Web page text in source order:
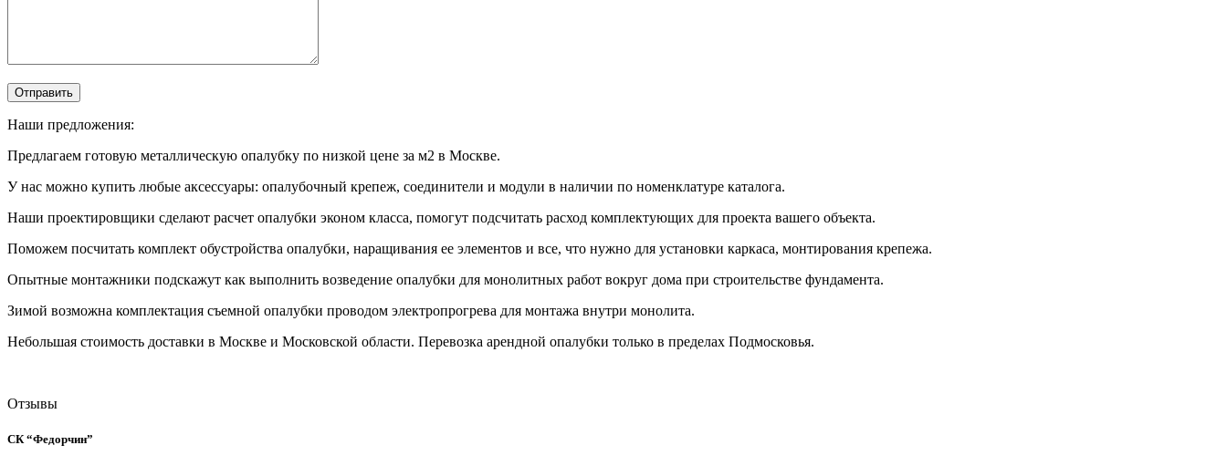
Наши предложения:
Предлагаем готовую металлическую опалубку по низкой цене за м2 в Москве.
У нас можно купить любые аксессуары: опалубочный крепеж, соединители и модули в наличии по номенклатуре каталога.
Наши проектировщики сделают расчет опалубки эконом класса, помогут подсчитать расход комплектующих для проекта вашего объекта.
Поможем посчитать комплект обустройства опалубки, наращивания ее элементов и все, что нужно для установки каркаса, монтирования крепежа.
Опытные монтажники подскажут как выполнить возведение опалубки для монолитных работ вокруг дома при строительстве фундамента.
Зимой возможна комплектация съемной опалубки проводом электропрогрева для монтажа внутри монолита.
Небольшая стоимость доставки в Москве и Московской области. Перевозка арендной опалубки только в пределах Подмосковья.
Отзывы
СК “Федорчин”